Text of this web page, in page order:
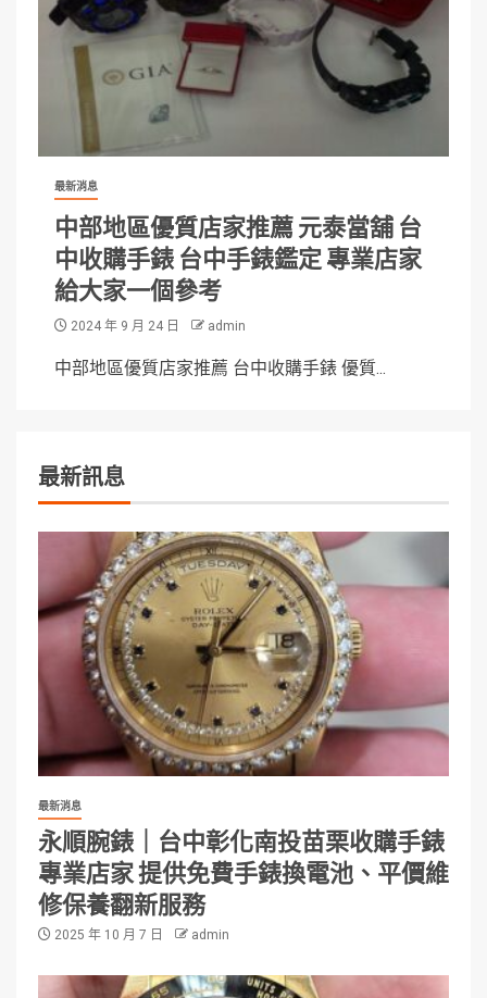
最新消息
中部地區優質店家推薦 元泰當舖 台
中收購手錶 台中手錶鑑定 專業店家
給大家一個參考
2024 年 9 月 24 日 admin
中部地區優質店家推薦 台中收購手錶 優質...
最新訊息
最新消息
永順腕錶｜台中彰化南投苗栗收購手錶
專業店家 提供免費手錶換電池、平價維
修保養翻新服務
2025 年 10 月 7 日 admin